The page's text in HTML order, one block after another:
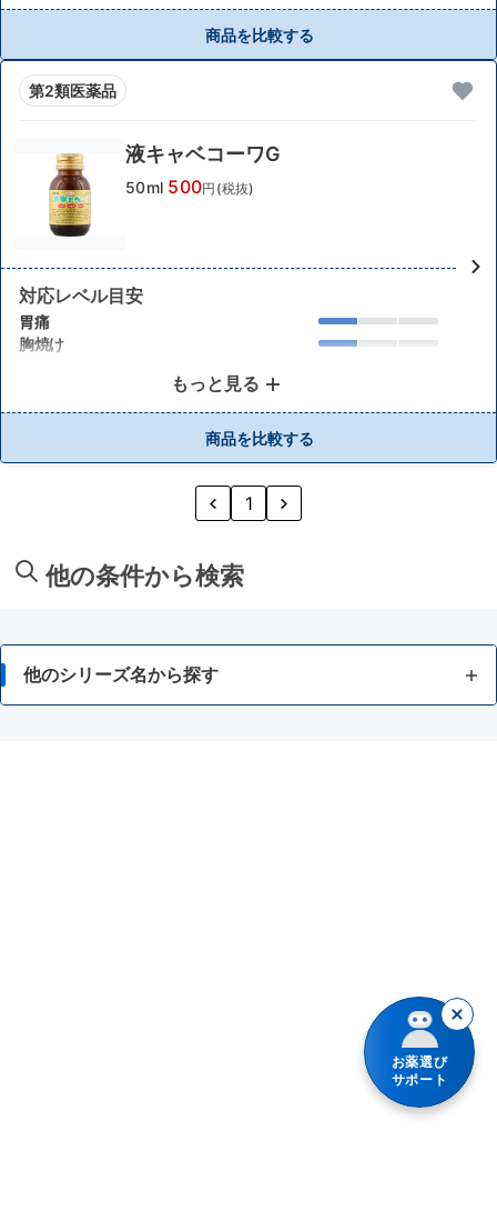
商品を比較する
第2類医薬品
液キャベコーワG
50ml 500円(税抜)
対応レベル目安
胃痛
胸焼け
もっと見る
商品を比較する
1
他の条件から検索
他のシリーズ名から探す
お薬選び
サポート